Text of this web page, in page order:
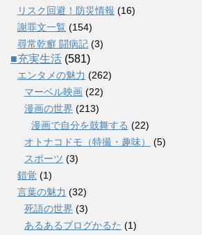
リスク回避！防災情報 (16)
謝罪文一覧 (154)
尋常乾癬 闘病記 (3)
■充実生活 (581)
エンタメの魅力 (262)
マーベル映画 (22)
漫画の世界 (213)
漫画で自分を鼓舞する (22)
オトナコドモ（特撮・趣味）
(5)
スポーツ (3)
錯覚 (1)
言葉の魅力 (32)
死語の世界 (3)
あるあるブログかるた (1)